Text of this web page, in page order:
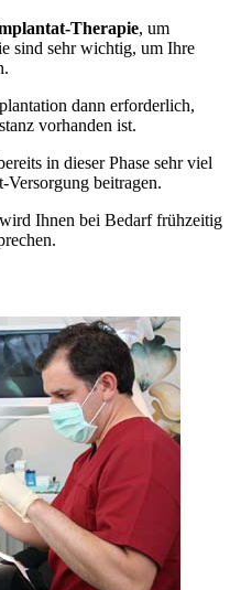
Therapie, um
sind sehr wichtig, um Ihre
dann erforderlich,
vorhanden ist.
in dieser Phase sehr viel
beitragen.
Ihnen bei Bedarf frühzeitig